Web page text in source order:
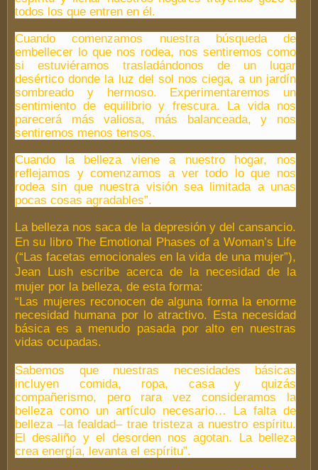
todos los que entren en él.
Cuando comenzamos nuestra búsqueda de
embellecer lo que nos rodea, nos sentiremos como
si estuviéramos trasladándonos de un lugar
desértico donde la luz del sol nos ciega, a un jardín
sombreado y hermoso. Experimentaremos un
sentimiento de equilibrio y frescura. La vida nos
parecerá más valiosa, más balanceada, y nos
sentiremos menos tensos.
Cuando la belleza viene a nuestro hogar, nos
reflejamos y comenzamos a ver todo lo que nos
rodea sin que nuestra visión sea limitada a unas
pocas cosas agradables”.
La belleza nos saca de la depresión y del cansancio.
En su libro The Emotional Phases of a Woman’s Life
(“Las facetas emocionales en la vida de una mujer”),
Jean Lush escribe acerca de la necesidad de la
mujer por la belleza, de esta forma:
“Las mujeres reconocen de alguna forma la enorme
necesidad humana por lo atractivo. Esta necesidad
básica es a menudo pasada por alto en nuestras
vidas ocupadas.
Sabemos que nuestras necesidades básicas
incluyen comida, ropa, casa y quizás
compañerismo, pero rara vez consideramos la
belleza como un artículo necesario… La falta de
belleza –la fealdad– trae tristeza a nuestro espíritu.
El desaliño y el desorden nos agotan. La belleza
crea energía, levanta el espíritu”.